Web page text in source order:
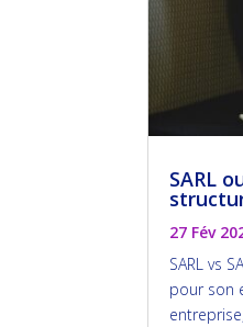
SARL
27 Fév
SARL vs
pour son